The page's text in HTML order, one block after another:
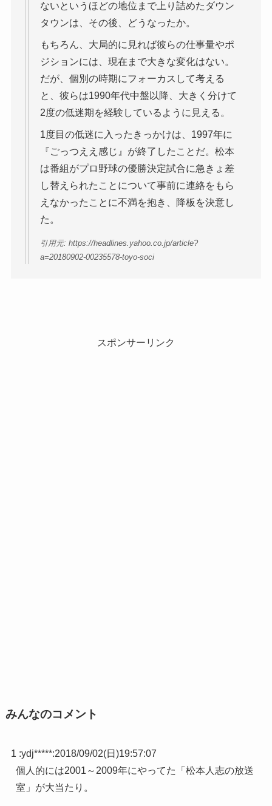
ないというほどの地位まで上り詰めたダウン
タウンは、その後、どうなったか。
もちろん、大局的に見れば彼らの仕事量やポ
ジションには、現在まで大きな変化はない。
だが、個別の時期にフォーカスして考える
と、彼らは1990年代中盤以降、大きく分けて
2度の低迷期を経験しているように見える。
1度目の低迷に入ったきっかけは、1997年に
『ごっつええ感じ』が終了したことだ。松本
は番組がプロ野球の優勝決定試合に急きょ差
し替えられたことについて事前に連絡をもら
えなかったことに不満を抱き、降板を決意し
た。
引用元: https://headlines.yahoo.co.jp/article?
a=20180902-00235578-toyo-soci
スポンサーリンク
みんなのコメント
1 :ydj*****:2018/09/02(日)19:57:07
個人的には2001～2009年にやってた「松本人志の放送
室」が大当たり。